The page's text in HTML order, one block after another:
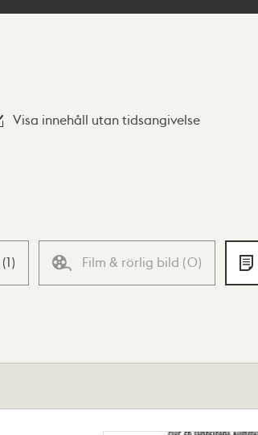
Visa innehåll utan tidsangivelse
(1) Film & rörlig bild (0)